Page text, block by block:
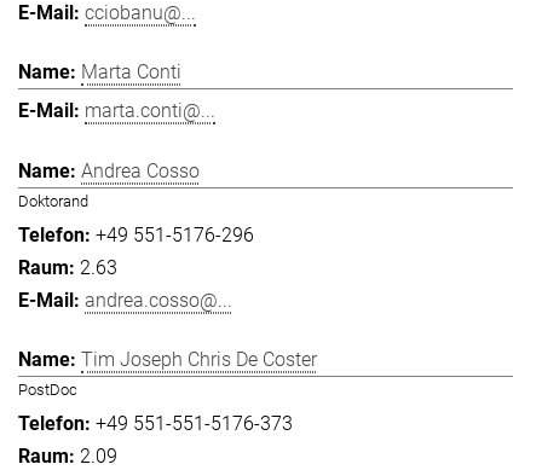
cciobanu@...
Marta Conti
marta.conti@...
Andrea Cosso
Doktorand
+49 551-5176-296
2.63
andrea.cosso@...
Tim Joseph Chris De Coster
PostDoc
+49 551-551-5176-373
2.09